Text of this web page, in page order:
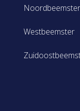
Noordbeemster
Westbeemster